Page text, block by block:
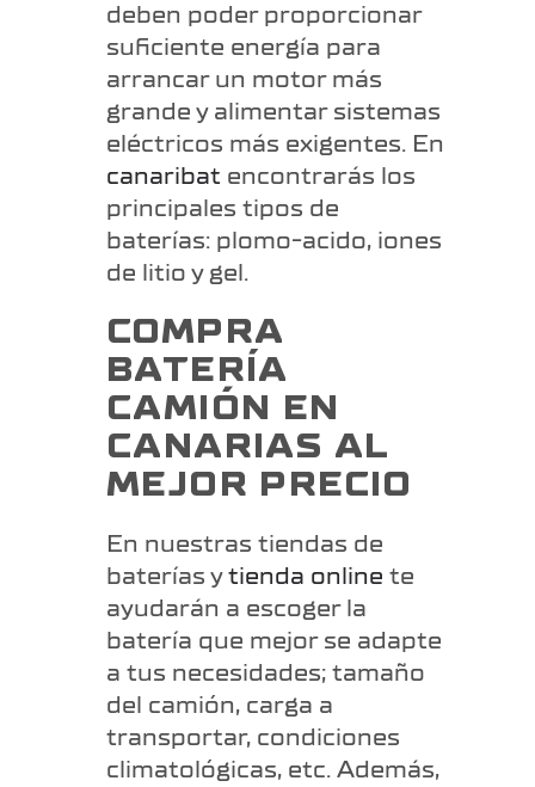
deben poder proporcionar
suficiente energía para
arrancar un motor más
grande y alimentar sistemas
eléctricos más exigentes. En
canaribat encontrarás los
principales tipos de
baterías: plomo-acido, iones
de litio y gel.
COMPRA
BATERÍA
CAMIÓN EN
CANARIAS AL
MEJOR PRECIO
En nuestras tiendas de
baterías ytienda online te
ayudarán a escoger la
batería que mejor se adapte
a tus necesidades; tamaño
del camión, carga a
transportar, condiciones
climatológicas, etc. Además,